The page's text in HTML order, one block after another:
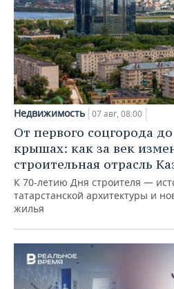
Недвижимость 07 авг, 08:00
От первого соцгорода
крышах: как за век
строительная отрасль
К 70-летию Дня строителя —
татарстанской архитектуры и
жилья